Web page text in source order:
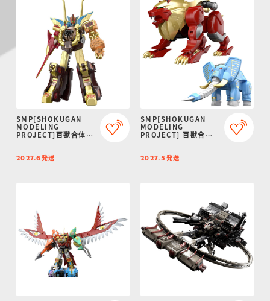
SMP[SHOKUGAN
MODELING
PROJECT]百獣合体
2027年6月発送】
2027.6発送
SMP[SHOKUGAN
MODELING
PROJECT] 百獣合体
レファント【再販：
2027年5月発送】
2027.5 発送